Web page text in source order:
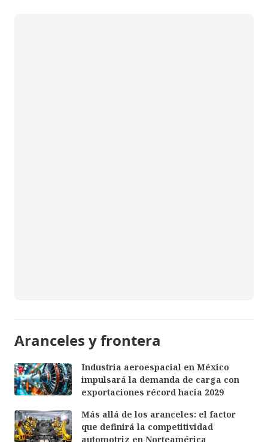
Aranceles y frontera
Industria aeroespacial en México
impulsará la demanda de carga con
exportaciones récord hacia 2029
Más allá de los aranceles: el factor
que definirá la competitividad
automotriz en Norteamérica